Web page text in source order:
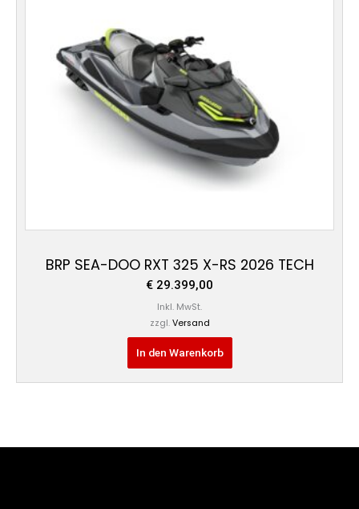
BRP SEA-DOO RXT 325 X-RS 2026 TECH
€ 29.399,00
Inkl. MwSt.
zzgl. Versand
In den Warenkorb